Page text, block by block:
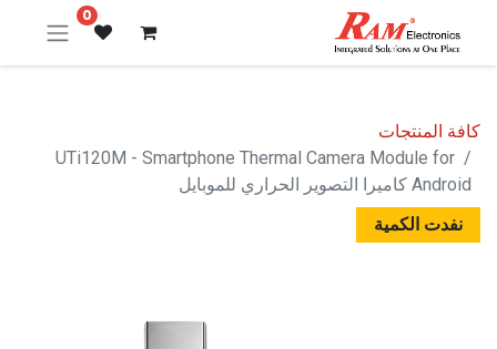
0
كافة المنتجات
UTi120M - Smartphone Thermal Camera Module for
Android كاميرا التصوير الحراري للموبايل
نفدت الكمية